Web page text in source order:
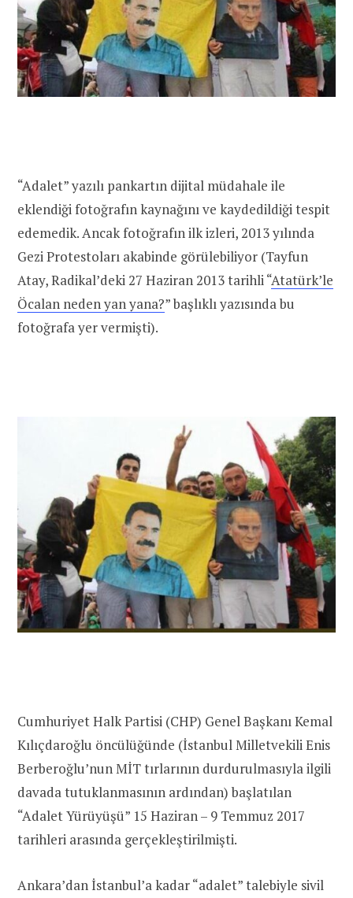
“Adalet” yazılı pankartın dijital müdahale ile
eklendiği fotoğrafın kaynağını ve kaydedildiği tespit
edemedik. Ancak fotoğrafın ilk izleri, 2013 yılında
Gezi Protestoları akabinde görülebiliyor (Tayfun
Atay, Radikal’deki 27 Haziran 2013 tarihli “Atatürk’le
Öcalan neden yan yana?” başlıklı yazısında bu
fotoğrafa yer vermişti).
Cumhuriyet Halk Partisi (CHP) Genel Başkanı Kemal
Kılıçdaroğlu öncülüğünde (İstanbul Milletvekili Enis
Berberoğlu’nun MİT tırlarının durdurulmasıyla ilgili
davada tutuklanmasının ardından) başlatılan
“Adalet Yürüyüşü” 15 Haziran – 9 Temmuz 2017
tarihleri arasında gerçekleştirilmişti.
Ankara’dan İstanbul’a kadar “adalet” talebiyle sivil